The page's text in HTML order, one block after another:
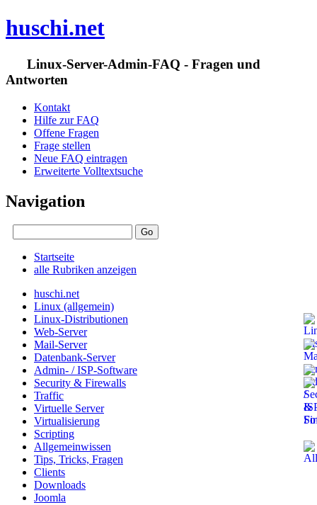
huschi.net
Linux-Server-Admin-FAQ - Fragen und
Antworten
Kontakt
Hilfe zur FAQ
Offene Fragen
Frage stellen
Neue FAQ eintragen
Erweiterte Volltextsuche
Navigation
Startseite
alle Rubriken anzeigen
huschi.net
Linux (allgemein)
Linux-Distributionen
Web-Server
Mail-Server
Datenbank-Server
Admin- / ISP-Software
Security & Firewalls
Traffic
Virtuelle Server
Virtualisierung
Scripting
Allgemeinwissen
Tips, Tricks, Fragen
Clients
Downloads
Joomla